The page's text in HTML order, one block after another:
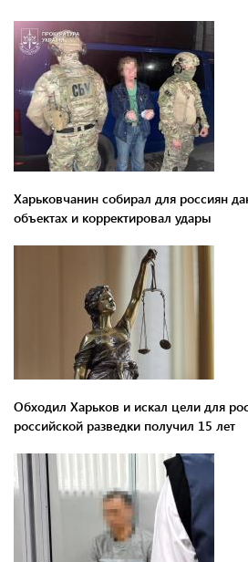
Харьковчанин собирал для россиян
объектах и ​​корректировал удары
Обходил Харьков и искал цели для
российской разведки получил 15 лет